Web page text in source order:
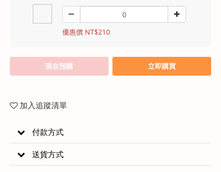
優惠價 NT$210
現在預購 立即購買
加入追蹤清單
付款方式
送貨方式